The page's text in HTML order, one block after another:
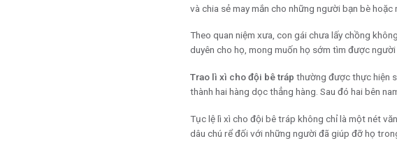
và chia sẻ may mắn cho những người bạn bè
Theo quan niệm xưa, con gái chưa lấy chồng
duyên cho họ, mong muốn họ sớm tìm được người
Trao lì xì cho đội bê tráp thường được thực hiện
thành hai hàng dọc thẳng hàng. Sau đó hai bên
Tục lệ lì xì cho đội bê tráp không chỉ là một nét
dâu chú rể đối với những người đã giúp đỡ họ